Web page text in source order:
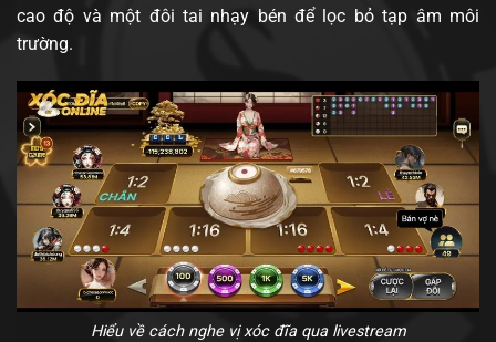
cao độ và một đôi tai nhạy bén để lọc bỏ tạp âm môi
trường.
Hiểu về cách nghe vị xóc đĩa qua livestream